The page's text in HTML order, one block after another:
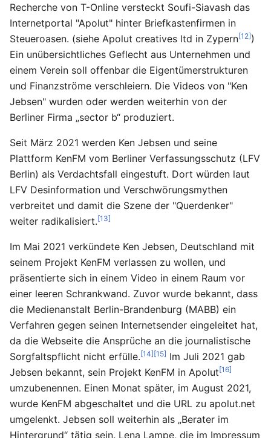
Recherche von T-Online versteckt Soufi-Siavash das
Internetportal "Apolut" hinter Briefkastenfirmen in
Steueroasen. (siehe Apolut creatives ltd in Zypern[12])
Ein unübersichtliches Geflecht aus Unternehmen und
einem Verein soll offenbar die Eigentümerstrukturen
und Finanzströme verschleiern. Die Videos von "Ken
Jebsen" wurden oder werden weiterhin von der
Berliner Firma „sector b“ produziert.
Seit März 2021 werden Ken Jebsen und seine
Plattform KenFM vom Berliner Verfassungsschutz (LFV
Berlin) als Verdachtsfall eingestuft. Dort würden laut
LFV Desinformation und Verschwörungsmythen
verbreitet und damit die Szene der "Querdenker"
weiter radikalisiert.[13]
Im Mai 2021 verkündete Ken Jebsen, Deutschland mit
seinem Projekt KenFM verlassen zu wollen, und
präsentierte sich in einem Video in einem Raum vor
einer leeren Schrankwand. Zuvor wurde bekannt, dass
die Medienanstalt Berlin-Brandenburg (MABB) ein
Verfahren gegen seinen Internetsender eingeleitet hat,
da die Webseite die Ansprüche an die journalistische
Sorgfaltspflicht nicht erfülle.[14][15] Im Juli 2021 gab
Jebsen bekannt, sein Projekt KenFM in Apolut[16]
umzubenennen. Einen Monat später, im August 2021,
wurde KenFM abgeschaltet und die URL zu apolut.net
umgelenkt. Jebsen soll weiterhin als „Berater im
Hintergrund“ tätig sein. Lena Lampe, die im Impressum